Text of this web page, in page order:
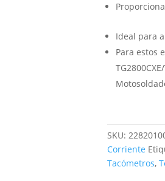
Ideal para
Para estos
SKU:
Corriente
Tacómetros,